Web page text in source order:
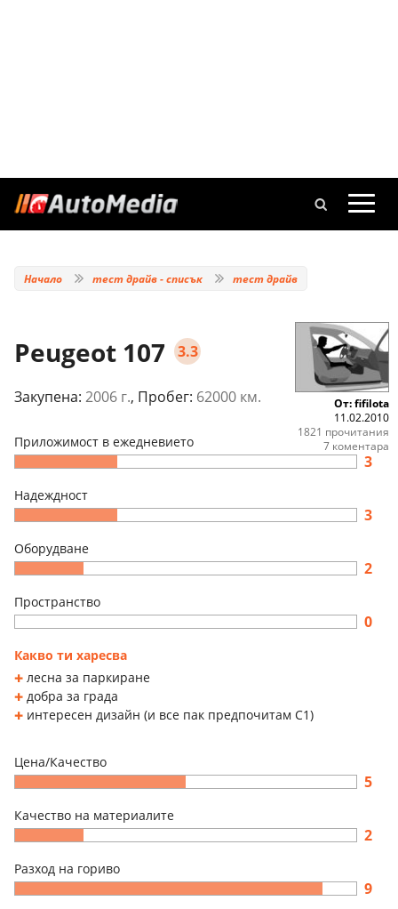
Начало тест драйв - списък тест драйв
Peugeot 107 3.3
Закупена: 2006 г., Пробег: 62000 км.
Приложимост в ежедневието
3
Надеждност
3
Оборудване
2
Пространство
0
Какво ти харесва
лесна за паркиране
добра за града
интересен дизайн (и все пак предпочитам C1)
Цена/Качество
5
Качество на материалите
2
Разход на гориво
9
От: fifilota
11.02.2010
1821 прочитания
7 коментара